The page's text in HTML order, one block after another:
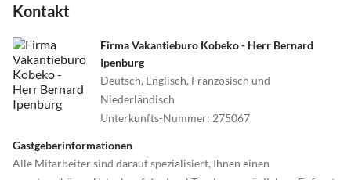
Kontakt
Firma Vakantieburo Kobeko - Herr Bernard
Ipenburg
Deutsch, Englisch, Französisch und
Niederländisch
Unterkunfts-Nummer: 275067
Gastgeberinformationen
Alle Mitarbeiter sind darauf spezialisiert, Ihnen einen